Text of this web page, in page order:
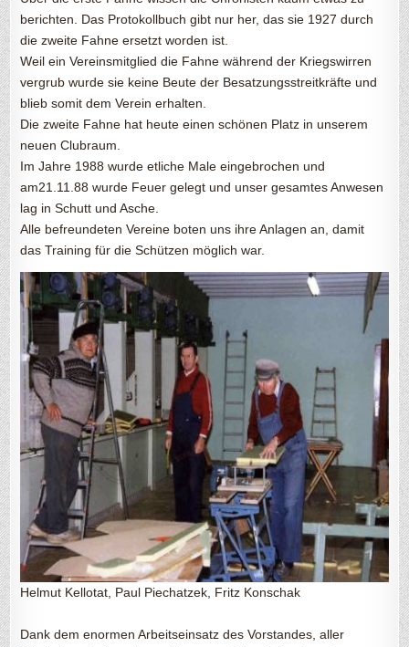
berichten. Das Protokollbuch gibt nur her, das sie 1927 durch
die zweite Fahne ersetzt worden ist.
Weil ein Vereinsmitglied die Fahne während der Kriegswirren
vergrub wurde sie keine Beute der Besatzungsstreitkräfte und
blieb somit dem Verein erhalten.
Die zweite Fahne hat heute einen schönen Platz in unserem
neuen Clubraum.
Im Jahre 1988 wurde etliche Male eingebrochen und
am21.11.88 wurde Feuer gelegt und unser gesamtes Anwesen
lag in Schutt und Asche.
Alle befreundeten Vereine boten uns ihre Anlagen an, damit
das Training für die Schützen möglich war.
Helmut Kellotat, Paul Piechatzek, Fritz Konschak
Dank dem enormen Arbeitseinsatz des Vorstandes, aller